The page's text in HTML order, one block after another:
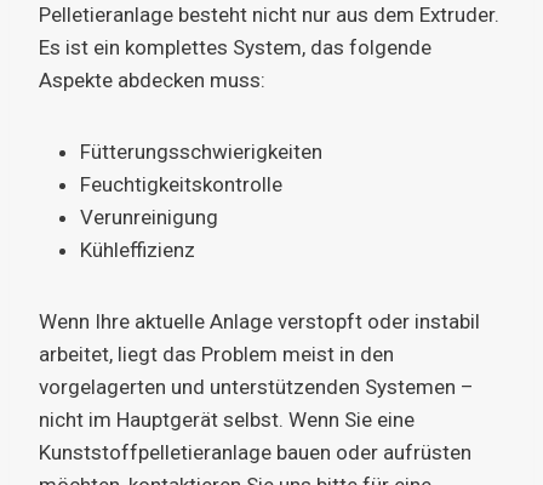
Pelletieranlage besteht nicht nur aus dem Extruder.
Es ist ein komplettes System, das folgende
Aspekte abdecken muss:
Fütterungsschwierigkeiten
Feuchtigkeitskontrolle
Verunreinigung
Kühleffizienz
Wenn Ihre aktuelle Anlage verstopft oder instabil
arbeitet, liegt das Problem meist in den
vorgelagerten und unterstützenden Systemen –
nicht im Hauptgerät selbst. Wenn Sie eine
Kunststoffpelletieranlage bauen oder aufrüsten